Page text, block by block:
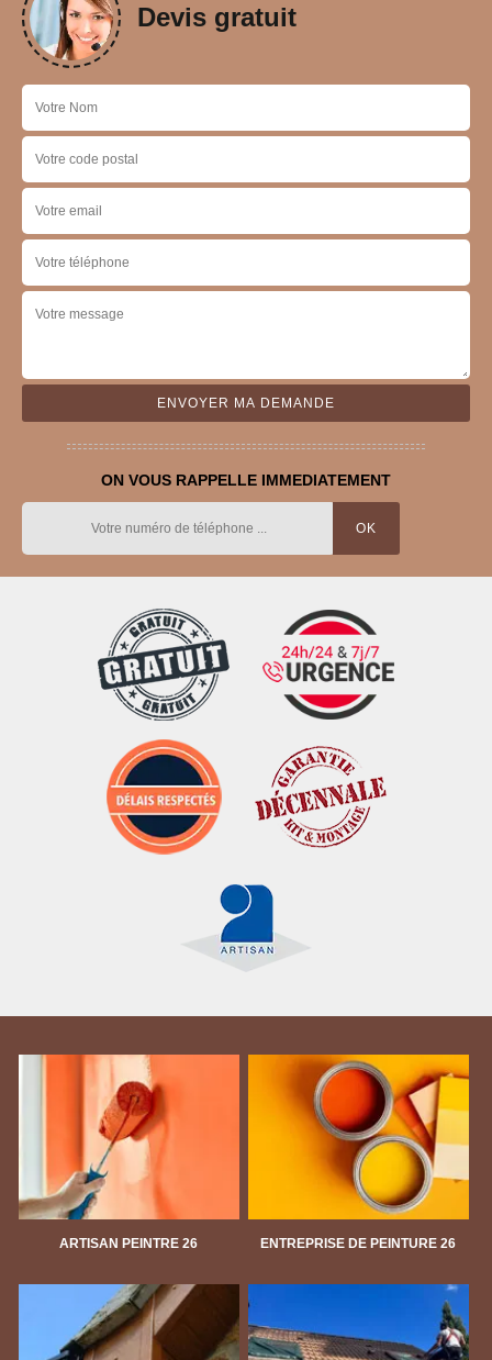
Devis gratuit
ON VOUS RAPPELLE IMMEDIATEMENT
ARTISAN PEINTRE 26 ENTREPRISE DE PEINTURE 26